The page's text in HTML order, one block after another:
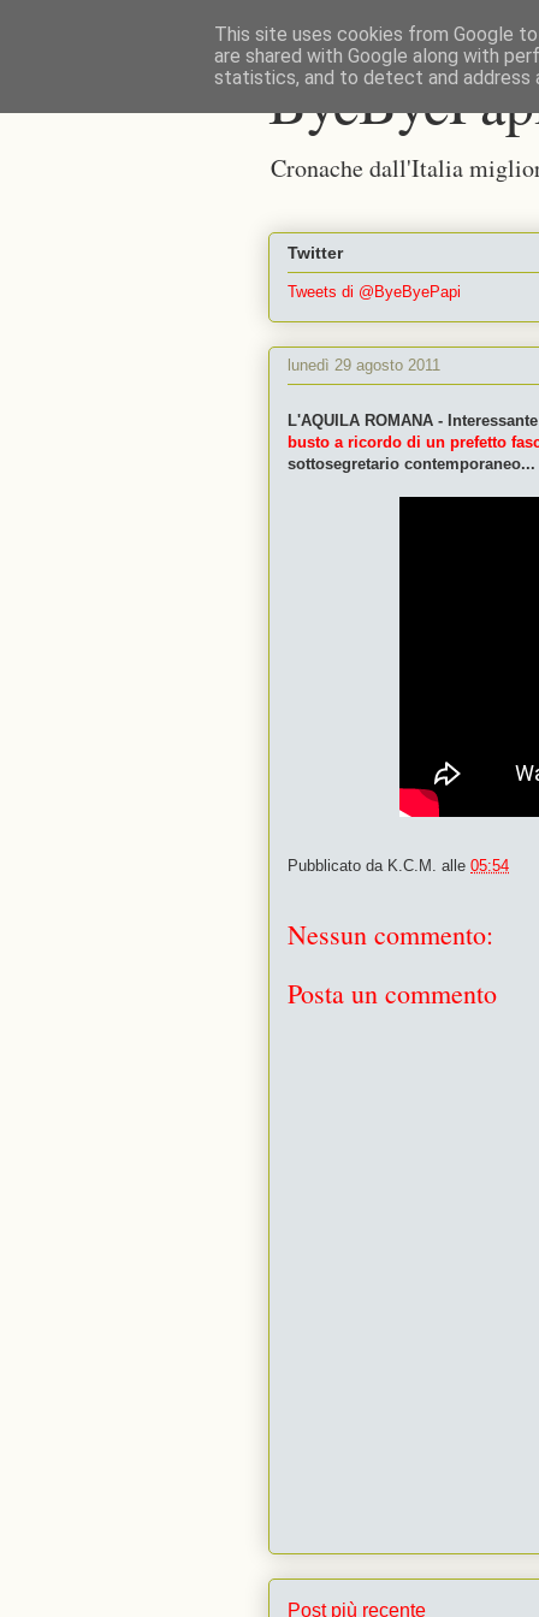
Cronache dall'Italia
Twitter
Tweets di @ByeByePapi
lunedì 29 agosto 2011
L'AQUILA ROMANA -
busto a ricordo di un prefetto
sottosegretario
Pubblicato da K.C.M. alle 05:54
Nessun commento:
Posta un commento
Post più recente
This site uses cookies from Google
are shared with Google along with
statistics, and to detect and address